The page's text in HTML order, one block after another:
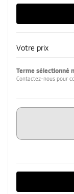
Votre prix
Terme sélectionné
Contactez-nous pour